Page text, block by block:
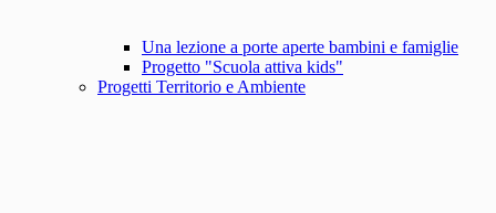
Una lezione a porte aperte bambini e famiglie
Progetto "Scuola attiva kids"
Progetti Territorio e Ambiente